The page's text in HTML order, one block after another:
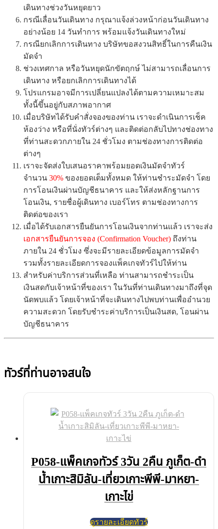
เดินทางช่วงวันหยุดยาว
กรณีเลื่อนวันเดินทาง กรุณาแจ้งล่วงหน้าก่อนวันเดินทาง
อย่างน้อย 14 วันทำการ พร้อมแจ้งวันเดินทางใหม่
กรณียกเลิกการเดินทาง บริษัทขอสงวนสิทธิ์ในการคืนเงิน
มัดจำ
ช่วงเทศกาล หรือวันหยุดนักขัตฤกษ์ ไม่สามารถเลื่อนการ
เดินทาง หรือยกเลิกการเดินทางได้
โปรแกรมอาจมีการเปลี่ยนแปลงได้ตามความเหมาะสม
ทั้งนี้ขึ้นอยู่กับสภาพอากาศ
เมื่อบริษัทได้รับคำสั่งจองของท่าน เราจะดำเนินการเช็ค
ห้องว่าง หรือที่นั่งทัวร์ต่างๆ และติดต่อกลับไปทางช่องทาง
ที่ท่านสะดวกภายใน 24 ชั่วโมง ตามช่องทางการติดต่อ
ต่างๆ
เราจะจัดส่งใบเสนอราคาพร้อมยอดเงินมัดจำทัวร์
จำนวน 30% ของยอดเต็มทั้งหมด ให้ท่านชำระมัดจำ โดย
การโอนเงินผ่านบัญชีธนาคาร และให้ส่งหลักฐานการ
โอนเงิน, รายชื่อผู้เดินทาง เบอร์โทร ตามช่องทางการ
ติดต่อของเรา
เมื่อได้รับเอกสารยืนยันการโอนเงินจากท่านแล้ว เราจะส่ง
เอกสารยืนยันการจอง (Confirmation Voucher) ถึงท่าน
ภายใน 24 ชั่วโมง ซึ่งจะมีรายละเอียดข้อมูลการมัดจำ
รวมทั้งรายละเอียดการจองแพ็คเกจทัวร์ไปให้ท่าน
สำหรับค่าบริการส่วนที่เหลือ ท่านสามารถชำระเป็น
เงินสดกับเจ้าหน้าที่ของเรา ในวันที่ท่านเดินทางมาถึงที่จุด
นัดพบแล้ว โดยเจ้าหน้าที่จะเดินทางไปพบท่านเพื่ออำนวย
ความสะดวก โดยรับชำระค่าบริการเป็นเงินสด, โอนผ่าน
บัญชีธนาคาร
ทัวร์ที่ท่านอาจสนใจ
P058-แพ็คเกจทัวร์ 3วัน 2คืน ภูเก็ต-ดำ
น้ำเกาะสิมิลัน-เที่ยวเกาะพีพี-มาหยา-
เกาะไข่
ดูรายละเอียดทัวร์